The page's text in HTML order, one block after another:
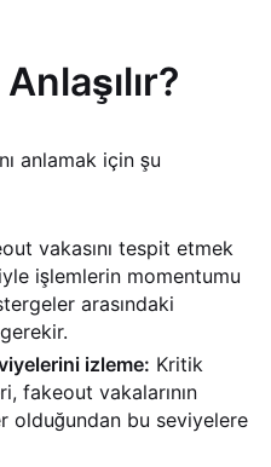
anlamak için şu
vakasını tespit etmek
işlemlerin momentumu
arasındaki
izleme: Kritik
fakeout vakalarının
olduğundan bu seviyelere